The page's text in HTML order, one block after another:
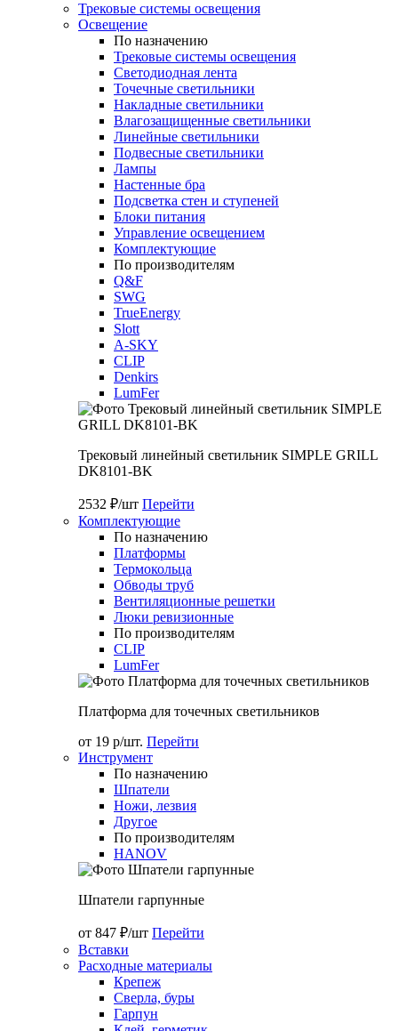
Трековые системы освещения
Освещение
По назначению
Трековые системы освещения
Светодиодная лента
Точечные светильники
Накладные светильники
Влагозащищенные светильники
Линейные светильники
Подвесные светильники
Лампы
Настенные бра
Подсветка стен и ступеней
Блоки питания
Управление освещением
Комплектующие
По производителям
Q&F
SWG
TrueEnergy
Slott
A-SKY
CLIP
Denkirs
LumFer
Трековый линейный светильник SIMPLE GRILL
DK8101-BK
2532 ₽/шт Перейти
Комплектующие
По назначению
Платформы
Термокольца
Обводы труб
Вентиляционные решетки
Люки ревизионные
По производителям
CLIP
LumFer
Платформа для точечных светильников
от 19 р/шт. Перейти
Инструмент
По назначению
Шпатели
Ножи, лезвия
Другое
По производителям
HANOV
Шпатели гарпунные
от 847 ₽/шт Перейти
Вставки
Расходные материалы
Крепеж
Сверла, буры
Гарпун